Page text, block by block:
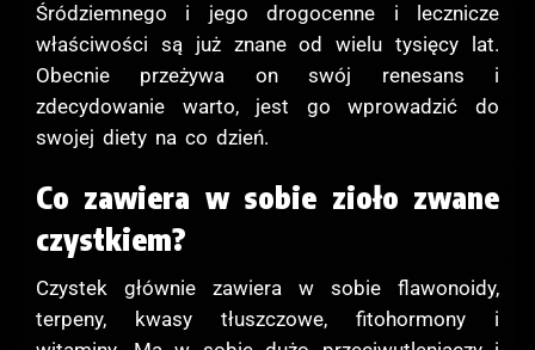
Śródziemnego i jego drogocenne i lecznicze
właściwości są już znane od wielu tysięcy lat.
Obecnie przeżywa on swój renesans i
zdecydowanie warto, jest go wprowadzić do
swojej diety na co dzień.
Co zawiera w sobie zioło zwane
czystkiem?
Czystek głównie zawiera w sobie flawonoidy,
terpeny, kwasy tłuszczowe, fitohormony i